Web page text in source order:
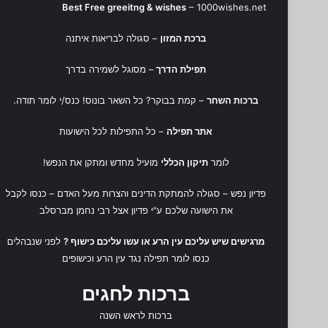
Best Free greeitng & wishes– 1000wishes.net
ברכת המזון – סגולה לבריאות איתנה
תפילת הדרך – מסוגל לשמירה בדרך
ברכות השחר– קמת בבוקר? כל השאר בונוס! כנס/י לומר תודה.
אתר תפילה – כל התפילות לכל הישועות
לומרתיקון הכללי מועיל מחדש ומתקן את הנפש!
פדיון נפש– סגולה להמתקת הדינים והצרות מעל האדם – כנסו לקבל
את הישועה שלכם ע"יפדיון אצל רבי נחמן מברסלב
מרגישים שיש עליכם עין הרע או עשו עליכם כישוף ?לפני שנבהלים
כנסו לומר תפילה נגד עין הרעוכישופים
ברכות לחגים
ברכות לראש השנה